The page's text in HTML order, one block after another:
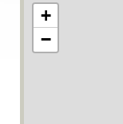
+
−